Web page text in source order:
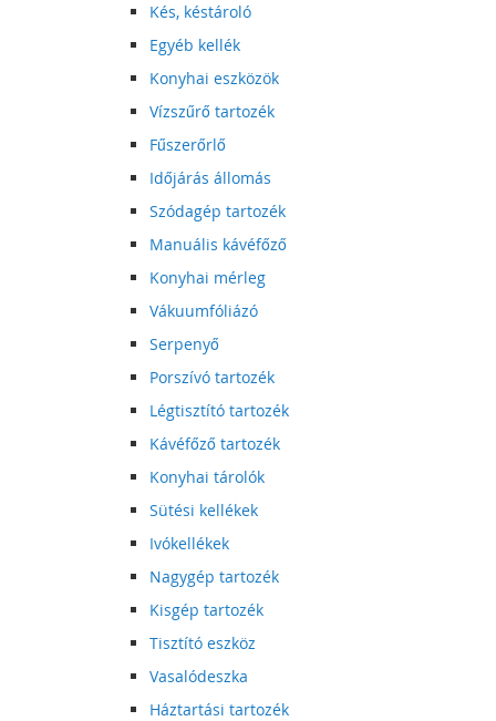
Kés, késtároló
Egyéb kellék
Konyhai eszközök
Vízszűrő tartozék
Fűszerőrlő
Időjárás állomás
Szódagép tartozék
Manuális kávéfőző
Konyhai mérleg
Vákuumfóliázó
Serpenyő
Porszívó tartozék
Légtisztító tartozék
Kávéfőző tartozék
Konyhai tárolók
Sütési kellékek
Ivókellékek
Nagygép tartozék
Kisgép tartozék
Tisztító eszköz
Vasalódeszka
Háztartási tartozék